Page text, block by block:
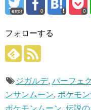
error 0 0
フォローする
ジガルデ, パーフェ
ンサンムーン, ポケモ
ポケモンムーン, 伝説